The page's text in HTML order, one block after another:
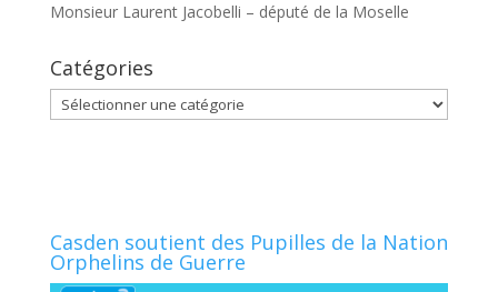
Monsieur Laurent Jacobelli – député de la Moselle
Catégories
Catégories
Casden soutient des Pupilles de la Nation
Orphelins de Guerre